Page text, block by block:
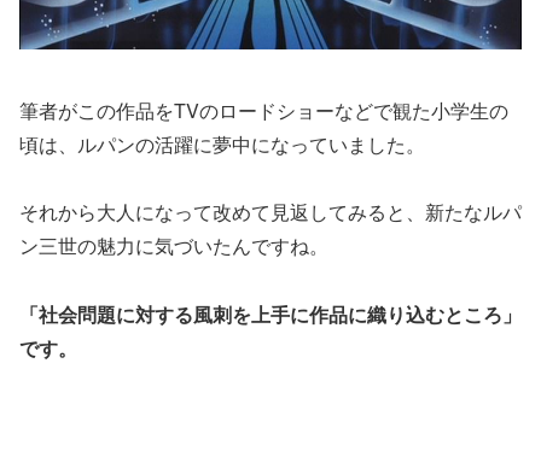
筆者がこの作品をTVのロードショーなどで観た小学生の
頃は、ルパンの活躍に夢中になっていました。
それから大人になって改めて見返してみると、新たなルパ
ン三世の魅力に気づいたんですね。
「社会問題に対する風刺を上手に作品に織り込むところ」
です。